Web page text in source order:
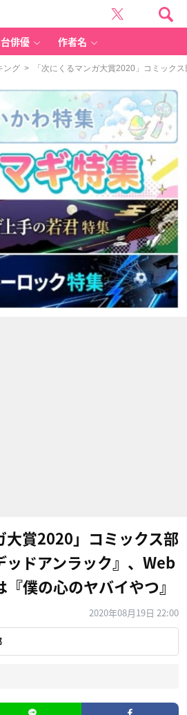
俳優 作者名
ング > 「次にくるマンガ大賞2020」コミック
大賞2020」コミックス部
ッドアンラック』、Web
僕の心のヤバイやつ』
2020年08月19日 22:00